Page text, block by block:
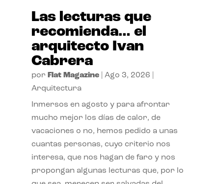
Las lecturas que
recomienda… el
arquitecto Ivan
Cabrera
por Flat Magazine| Ago 3, 2026
Arquitectura
Inmersos en agosto y para afrontar
mucho mejor los días de calor, de
vacaciones o no, hemos pedido a unas
cuantas personas, cuyo criterio nos
interesa, que nos hagan de faro y nos
propongan algunas lecturas que, por lo